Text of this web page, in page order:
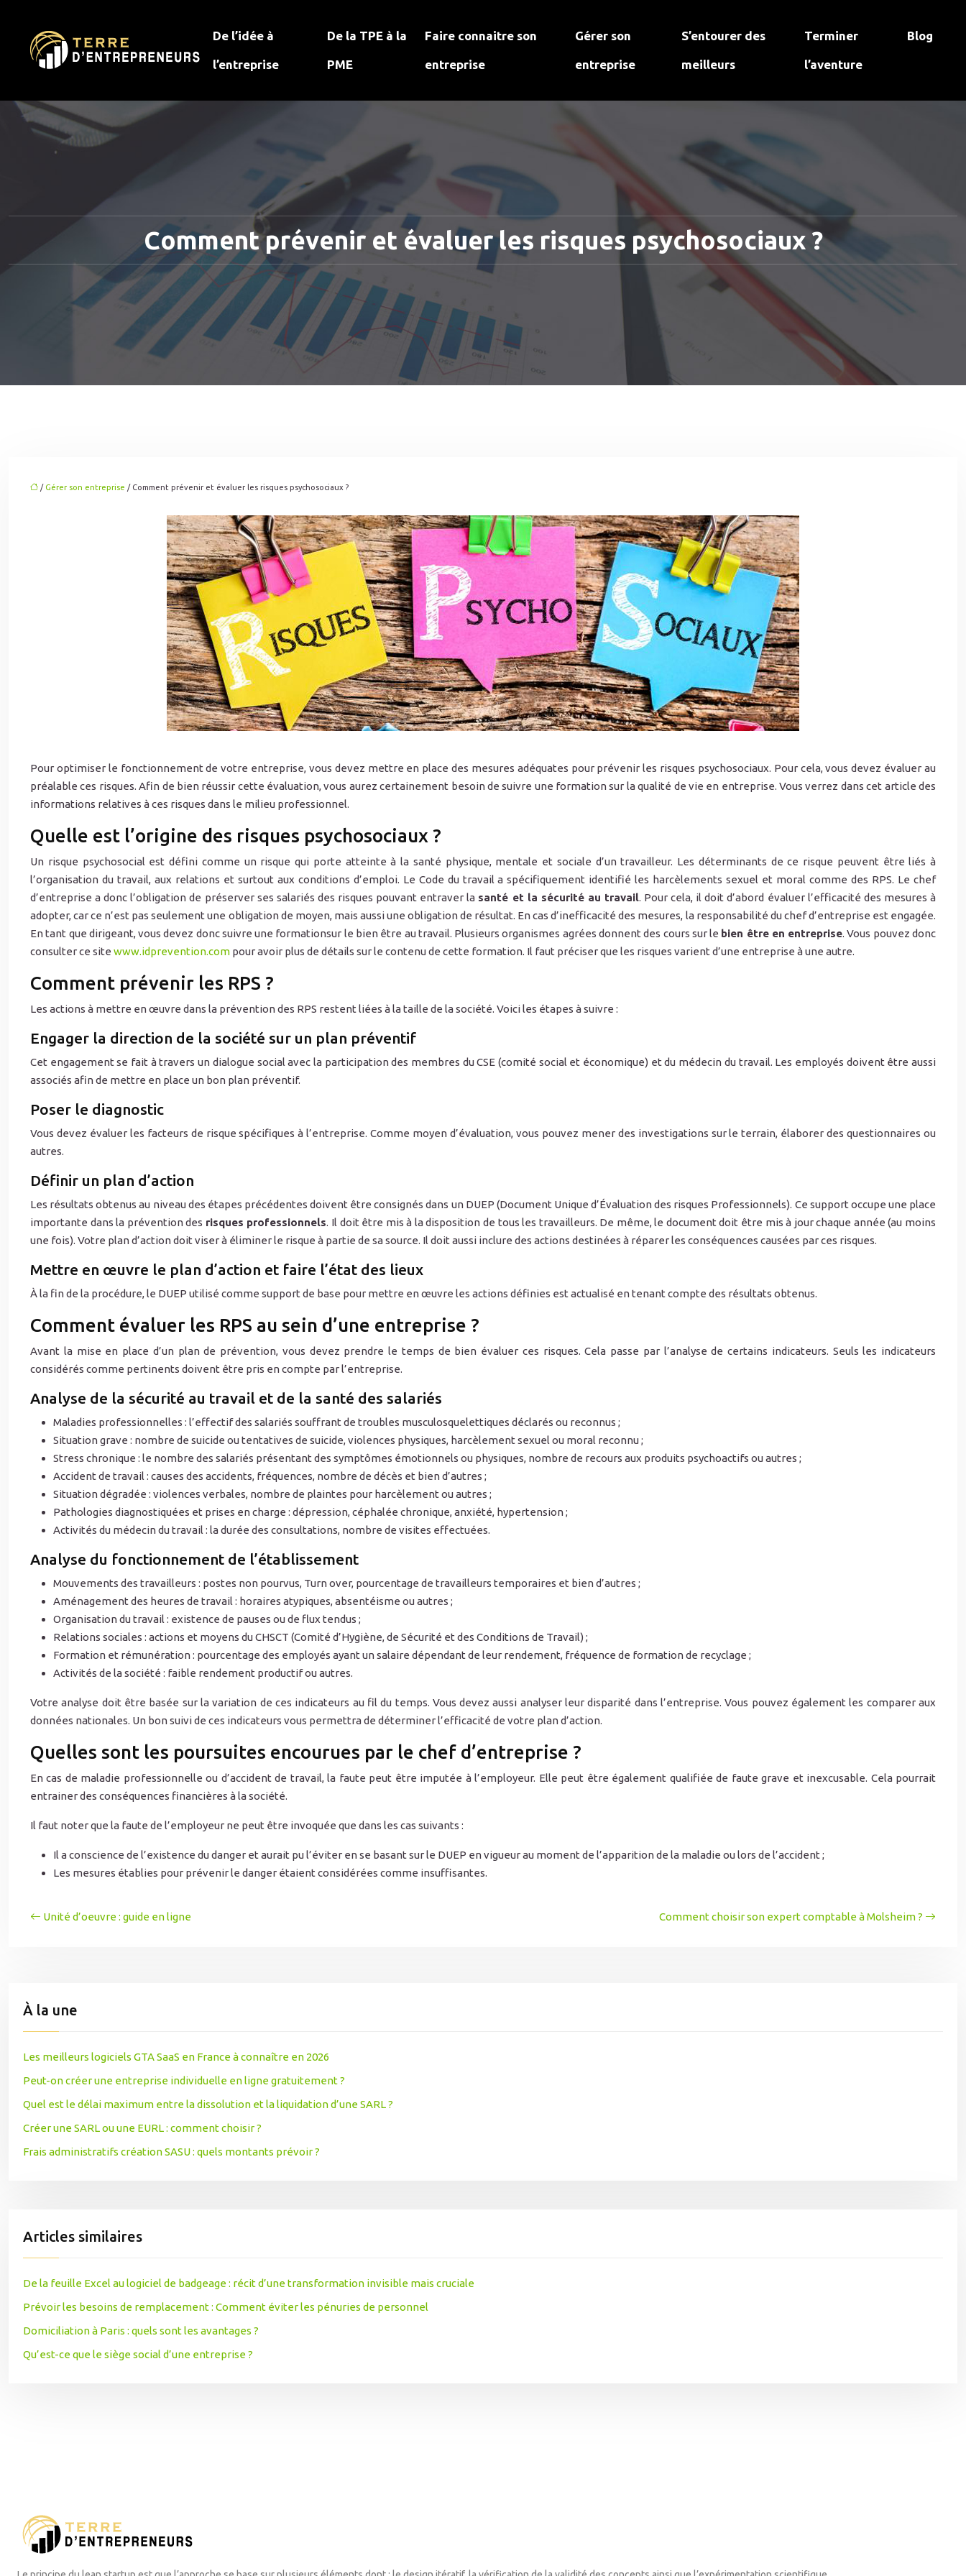
De l’idée à
l’entreprise
De la TPE à la
PME
Faire connaitre son
entreprise
Gérer son
entreprise
S’entourer des
meilleurs
Terminer
l’aventure
Blog
Comment prévenir et évaluer les risques psychosociaux ?
/ Gérer son entreprise / Comment prévenir et évaluer les risques psychosociaux ?
Pour optimiser le fonctionnement de votre entreprise, vous devez mettre en place des mesures adéquates pour prévenir les risques psychosociaux. Pour cela, vous devez évaluer au
préalable ces risques. Afin de bien réussir cette évaluation, vous aurez certainement besoin de suivre une formation sur la qualité de vie en entreprise. Vous verrez dans cet article des
informations relatives à ces risques dans le milieu professionnel.
Quelle est l’origine des risques psychosociaux ?
Un risque psychosocial est défini comme un risque qui porte atteinte à la santé physique, mentale et sociale d’un travailleur. Les déterminants de ce risque peuvent être liés à
l’organisation du travail, aux relations et surtout aux conditions d’emploi. Le Code du travail a spécifiquement identifié les harcèlements sexuel et moral comme des RPS. Le chef
d’entreprise a donc l’obligation de préserver ses salariés des risques pouvant entraver la santé et la sécurité au travail. Pour cela, il doit d’abord évaluer l’efficacité des mesures à
adopter, car ce n’est pas seulement une obligation de moyen, mais aussi une obligation de résultat. En cas d’inefficacité des mesures, la responsabilité du chef d’entreprise est engagée.
En tant que dirigeant, vous devez donc suivre une formationsur le bien être au travail. Plusieurs organismes agrées donnent des cours sur le bien être en entreprise. Vous pouvez donc
consulter ce site www.idprevention.com pour avoir plus de détails sur le contenu de cette formation. Il faut préciser que les risques varient d’une entreprise à une autre.
Comment prévenir les RPS ?
Les actions à mettre en œuvre dans la prévention des RPS restent liées à la taille de la société. Voici les étapes à suivre :
Engager la direction de la société sur un plan préventif
Cet engagement se fait à travers un dialogue social avec la participation des membres du CSE (comité social et économique) et du médecin du travail. Les employés doivent être aussi
associés afin de mettre en place un bon plan préventif.
Poser le diagnostic
Vous devez évaluer les facteurs de risque spécifiques à l’entreprise. Comme moyen d’évaluation, vous pouvez mener des investigations sur le terrain, élaborer des questionnaires ou
autres.
Définir un plan d’action
Les résultats obtenus au niveau des étapes précédentes doivent être consignés dans un DUEP (Document Unique d’Évaluation des risques Professionnels). Ce support occupe une place
importante dans la prévention des risques professionnels. Il doit être mis à la disposition de tous les travailleurs. De même, le document doit être mis à jour chaque année (au moins
une fois). Votre plan d’action doit viser à éliminer le risque à partie de sa source. Il doit aussi inclure des actions destinées à réparer les conséquences causées par ces risques.
Mettre en œuvre le plan d’action et faire l’état des lieux
À la fin de la procédure, le DUEP utilisé comme support de base pour mettre en œuvre les actions définies est actualisé en tenant compte des résultats obtenus.
Comment évaluer les RPS au sein d’une entreprise ?
Avant la mise en place d’un plan de prévention, vous devez prendre le temps de bien évaluer ces risques. Cela passe par l’analyse de certains indicateurs. Seuls les indicateurs
considérés comme pertinents doivent être pris en compte par l’entreprise.
Analyse de la sécurité au travail et de la santé des salariés
Maladies professionnelles : l’effectif des salariés souffrant de troubles musculosquelettiques déclarés ou reconnus ;
Situation grave : nombre de suicide ou tentatives de suicide, violences physiques, harcèlement sexuel ou moral reconnu ;
Stress chronique : le nombre des salariés présentant des symptômes émotionnels ou physiques, nombre de recours aux produits psychoactifs ou autres ;
Accident de travail : causes des accidents, fréquences, nombre de décès et bien d’autres ;
Situation dégradée : violences verbales, nombre de plaintes pour harcèlement ou autres ;
Pathologies diagnostiquées et prises en charge : dépression, céphalée chronique, anxiété, hypertension ;
Activités du médecin du travail : la durée des consultations, nombre de visites effectuées.
Analyse du fonctionnement de l’établissement
Mouvements des travailleurs : postes non pourvus, Turn over, pourcentage de travailleurs temporaires et bien d’autres ;
Aménagement des heures de travail : horaires atypiques, absentéisme ou autres ;
Organisation du travail : existence de pauses ou de flux tendus ;
Relations sociales : actions et moyens du CHSCT (Comité d’Hygiène, de Sécurité et des Conditions de Travail) ;
Formation et rémunération : pourcentage des employés ayant un salaire dépendant de leur rendement, fréquence de formation de recyclage ;
Activités de la société : faible rendement productif ou autres.
Votre analyse doit être basée sur la variation de ces indicateurs au fil du temps. Vous devez aussi analyser leur disparité dans l’entreprise. Vous pouvez également les comparer aux
données nationales. Un bon suivi de ces indicateurs vous permettra de déterminer l’efficacité de votre plan d’action.
Quelles sont les poursuites encourues par le chef d’entreprise ?
En cas de maladie professionnelle ou d’accident de travail, la faute peut être imputée à l’employeur. Elle peut être également qualifiée de faute grave et inexcusable. Cela pourrait
entrainer des conséquences financières à la société.
Il faut noter que la faute de l’employeur ne peut être invoquée que dans les cas suivants :
Il a conscience de l’existence du danger et aurait pu l’éviter en se basant sur le DUEP en vigueur au moment de l’apparition de la maladie ou lors de l’accident ;
Les mesures établies pour prévenir le danger étaient considérées comme insuffisantes.
Unité d’oeuvre : guide en ligne Comment choisir son expert comptable à Molsheim ?
À la une
Les meilleurs logiciels GTA SaaS en France à connaître en 2026
Peut-on créer une entreprise individuelle en ligne gratuitement ?
Quel est le délai maximum entre la dissolution et la liquidation d’une SARL ?
Créer une SARL ou une EURL : comment choisir ?
Frais administratifs création SASU : quels montants prévoir ?
Articles similaires
De la feuille Excel au logiciel de badgeage : récit d’une transformation invisible mais cruciale
Prévoir les besoins de remplacement : Comment éviter les pénuries de personnel
Domiciliation à Paris : quels sont les avantages ?
Qu’est-ce que le siège social d’une entreprise ?